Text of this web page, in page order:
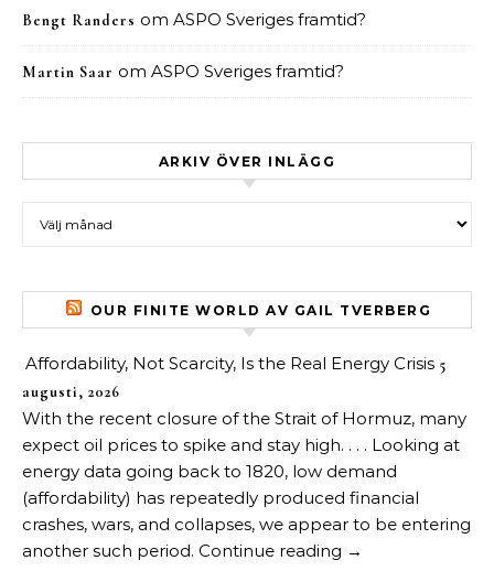
Bengt Randers om ASPO Sveriges framtid?
Martin Saar om ASPO Sveriges framtid?
ARKIV ÖVER INLÄGG
OUR FINITE WORLD AV GAIL TVERBERG
Affordability, Not Scarcity, Is the Real Energy Crisis 5
augusti, 2026
With the recent closure of the Strait of Hormuz, many
expect oil prices to spike and stay high. . . . Looking at
energy data going back to 1820, low demand
(affordability) has repeatedly produced financial
crashes, wars, and collapses, we appear to be entering
another such period. Continue reading →